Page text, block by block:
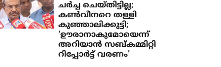
ചര്‍ച്ച ചെയ്തിട്ടില്ല;
കണ്‍വീനറെ തള്ളി
കുഞ്ഞാലിക്കുട്ടി;
'ഊരാനാകുമോയെന്ന്
അറിയാന്‍ സബ്കമ്മിറ്റി
റിപ്പോര്‍ട്ട് വരണം'